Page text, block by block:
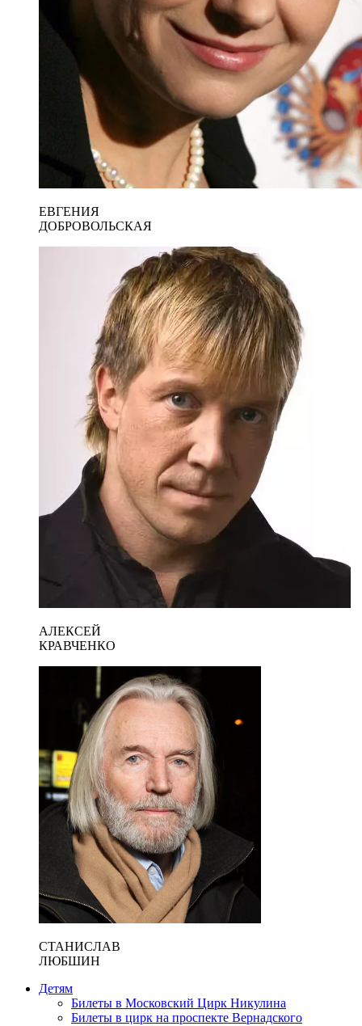
ЕВГЕНИЯ
ДОБРОВОЛЬСКАЯ
АЛЕКСЕЙ
КРАВЧЕНКО
СТАНИСЛАВ
ЛЮБШИН
Детям
Билеты в Московский Цирк Никулина
Билеты в цирк на проспекте Вернадского